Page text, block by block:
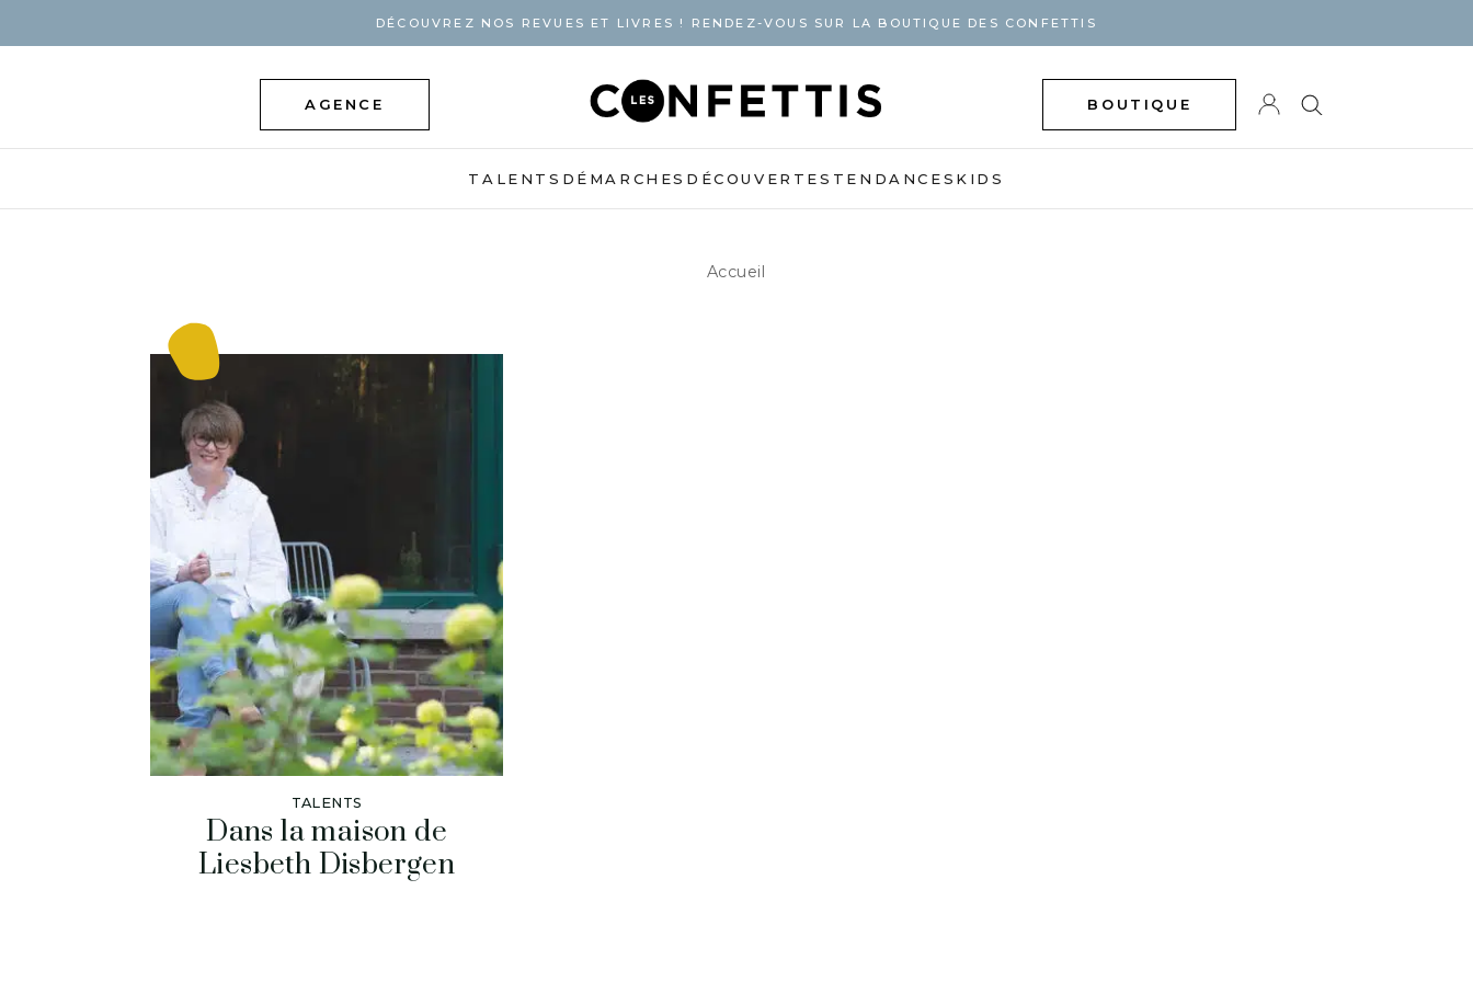
DÉCOUVREZ NOS REVUES ET LIVRES ! RENDEZ-VOUS SUR LA BOUTIQUE DES CONFETTIS
AGENCE BOUTIQUE
TALENTS DÉMARCHES DÉCOUVERTES TENDANCES KIDS
Accueil
TALENTS
Dans la maison de
Liesbeth Disbergen